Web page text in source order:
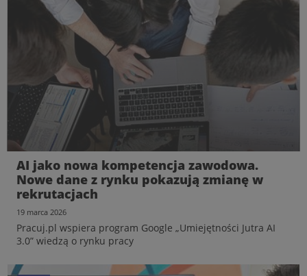
AI jako nowa kompetencja zawodowa.
Nowe dane z rynku pokazują zmianę w
rekrutacjach
19 marca 2026
Pracuj.pl wspiera program Google „Umiejętności Jutra AI
3.0” wiedzą o rynku pracy